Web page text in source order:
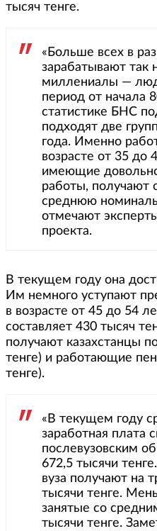
тысяч тенге.
«Больше всех в
зарабатывают так
миллениалы —
период от начала
статистике БНС
подходят две
года. Именно
возрасте от 35 до
имеющие
работы,
среднюю
отмечают
проекта.
В текущем году она
Им немного уступают
в возрасте от 45 до 54
составляет 430 тысяч
получают казахстанцы
тенге) и работающие
тенге).
«В текущем году
заработная плата
послевузовским
672,5 тысячи
вуза получают на
тысячи тенге.
занятые со
тысячи тенге.